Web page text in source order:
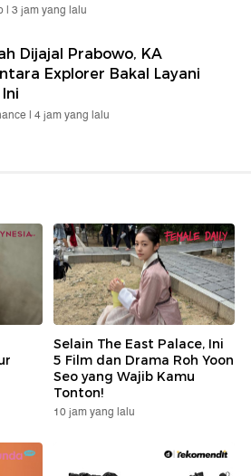
| 3 jam yang lalu
Dijajal Prabowo, KA
Explorer Bakal Layani
| 4 jam yang lalu
Selain The East Palace, Ini
5 Film dan Drama Roh Yoon
Seo yang Wajib Kamu
Tonton!
10 jam yang lalu